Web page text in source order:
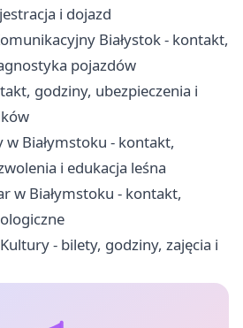
i dojazd
Białystok - kontakt,
pojazdów
godziny, ubezpieczenia i
Białymstoku - kontakt,
i edukacja leśna
w Białymstoku - kontakt,
- bilety, godziny, zajęcia i